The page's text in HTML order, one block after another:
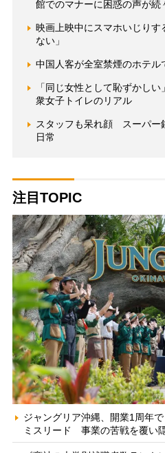
館でのマナーに困惑の声が続
映画上映中にスマホいじり
ない」
中国人客が全室禁煙のホテル
「同じ女性として恥ずかし
衆女子トイレのリアル
スタッフも呆れ顔 スーパー
日常
注目TOPIC
ジャングリア沖縄、開業1周年
ミスリード 事業の苦戦を覆い